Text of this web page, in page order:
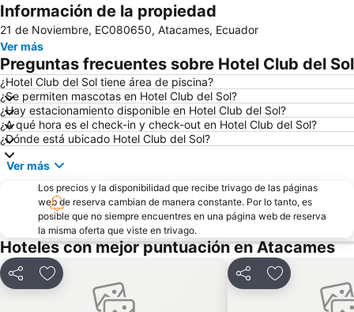
Ampliar mapa
Información de la propiedad
21 de Noviembre, EC080650, Atacames, Ecuador
Ver más
Preguntas frecuentes sobre Hotel Club del Sol
¿Hotel Club del Sol tiene área de piscina?
¿Se permiten mascotas en Hotel Club del Sol?
¿Hay estacionamiento disponible en Hotel Club del Sol?
¿A qué hora es el check-in y check-out en Hotel Club del Sol?
¿Dónde está ubicado Hotel Club del Sol?
Ver más
Los precios y la disponibilidad que recibe trivago de las páginas
web de reserva cambian de manera constante. Por lo tanto, es
posible que no siempre encuentres en una página web de reserva
la misma oferta que viste en trivago.
Hoteles con mejor puntuación en Atacames
CompartirAgregar a favoritos CompartirAgregar a